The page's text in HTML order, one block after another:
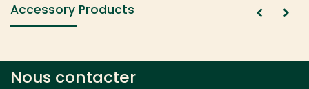
Accessory Products
Nous contacter